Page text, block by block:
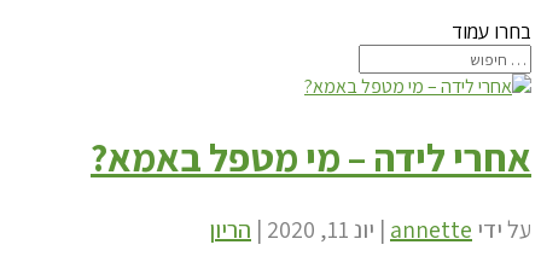
בחרו עמוד
אחרי לידה – מי מטפל באמא?
על ידי annette
| יונ 11, 2020 | הריון